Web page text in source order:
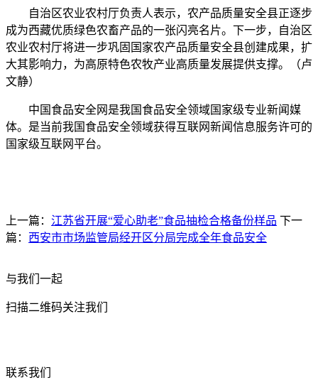
自治区农业农村厅负责人表示，农产品质量安全县正逐步
成为西藏优质绿色农畜产品的一张闪亮名片。下一步，自治区
农业农村厅将进一步巩固国家农产品质量安全县创建成果，扩
大其影响力，为高原特色农牧产业高质量发展提供支撑。（卢
文静）
中国食品安全网是我国食品安全领域国家级专业新闻媒
体。是当前我国食品安全领域获得互联网新闻信息服务许可的
国家级互联网平台。
上一篇： 江苏省开展“爱心助老”食品抽检合格备份样品 下一
篇： 西安市市场监管局经开区分局完成全年食品安全
与我们一起
扫描二维码关注我们
联系我们